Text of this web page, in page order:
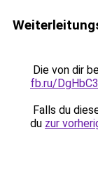
Die von dir
fb.ru/
Falls du
du zur